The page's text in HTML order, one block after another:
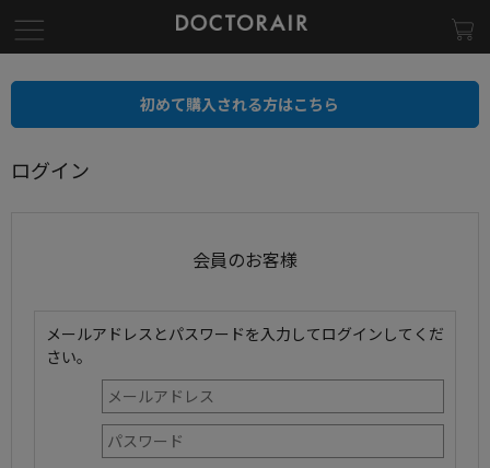
初めて購入される方はこちら
ログイン
会員のお客様
メールアドレスとパスワードを入力してログインしてくだ
さい。